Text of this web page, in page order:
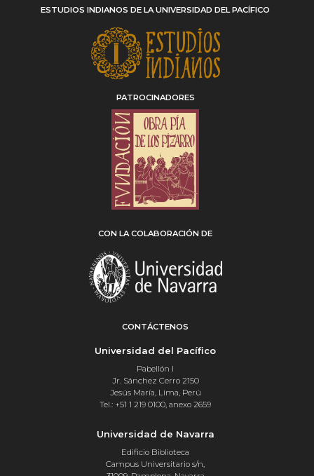
ESTUDIOS INDIANOS DE LA UNIVERSIDAD DEL PACÍFICO
PATROCINADORES
CON LA COLABORACIÓN DE
CONTÁCTENOS
Universidad del Pacífico
Pabellón I
Jr. Sánchez Cerro 2150
Jesús María, Lima, Perú
Tel.: +51 1 219 0100, anexo 2659
Universidad de Navarra
Edificio Biblioteca
Campus Universitario s/n,